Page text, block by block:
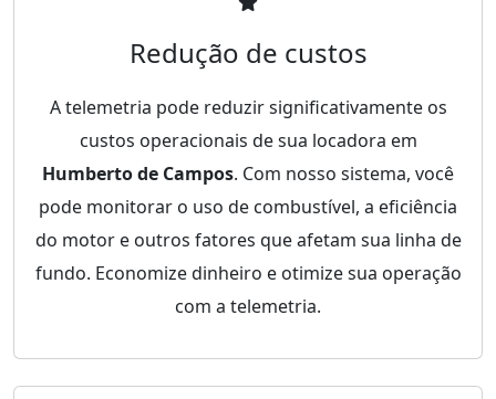
Redução de custos
A telemetria pode reduzir significativamente os
custos operacionais de sua locadora em
Humberto de Campos. Com nosso sistema, você
pode monitorar o uso de combustível, a eficiência
do motor e outros fatores que afetam sua linha de
fundo. Economize dinheiro e otimize sua operação
com a telemetria.